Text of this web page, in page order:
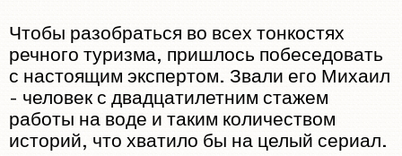
Чтобы разобраться во всех тонкостях
речного туризма, пришлось побеседовать
с настоящим экспертом. Звали его Михаил
- человек с двадцатилетним стажем
работы на воде и таким количеством
историй, что хватило бы на целый сериал.